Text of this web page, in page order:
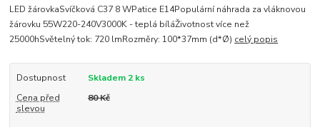
LED žárovkaSvíčková C37 8 WPatice E14Populární náhrada za vláknovou
žárovku 55W220-240V3000K - teplá bíláŽivotnost více než
25000hSvětelný tok: 720 lmRozměry: 100*37mm (d*Ø) celý popis
Dostupnost
Skladem 2 ks
Cena před
slevou
80 Kč